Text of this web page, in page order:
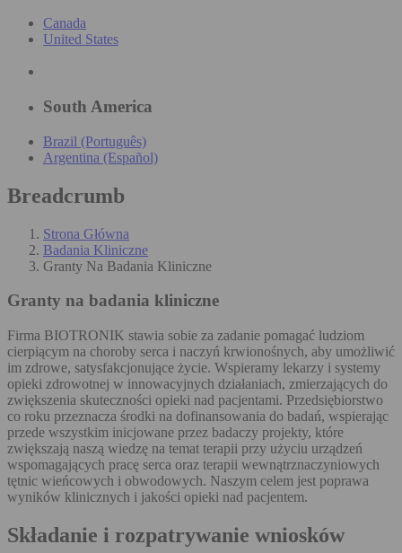
Canada
United States
South America
Brazil (Português)
Argentina (Español)
Breadcrumb
Strona Główna
Badania Kliniczne
Granty Na Badania Kliniczne
Granty na badania kliniczne
Firma BIOTRONIK stawia sobie za zadanie pomagać ludziom
cierpiącym na choroby serca i naczyń krwionośnych, aby umożliwić
im zdrowe, satysfakcjonujące życie. Wspieramy lekarzy i systemy
opieki zdrowotnej w innowacyjnych działaniach, zmierzających do
zwiększenia skuteczności opieki nad pacjentami. Przedsiębiorstwo
co roku przeznacza środki na dofinansowania do badań, wspierając
przede wszystkim inicjowane przez badaczy projekty, które
zwiększają naszą wiedzę na temat terapii przy użyciu urządzeń
wspomagających pracę serca oraz terapii wewnątrznaczyniowych
tętnic wieńcowych i obwodowych. Naszym celem jest poprawa
wyników klinicznych i jakości opieki nad pacjentem.
Składanie i rozpatrywanie wniosków